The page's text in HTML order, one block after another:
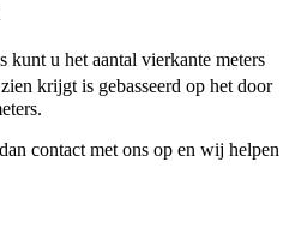
kunt u het aantal vierkante meters
krijgt is gebasseerd op het door
contact met ons op en wij helpen